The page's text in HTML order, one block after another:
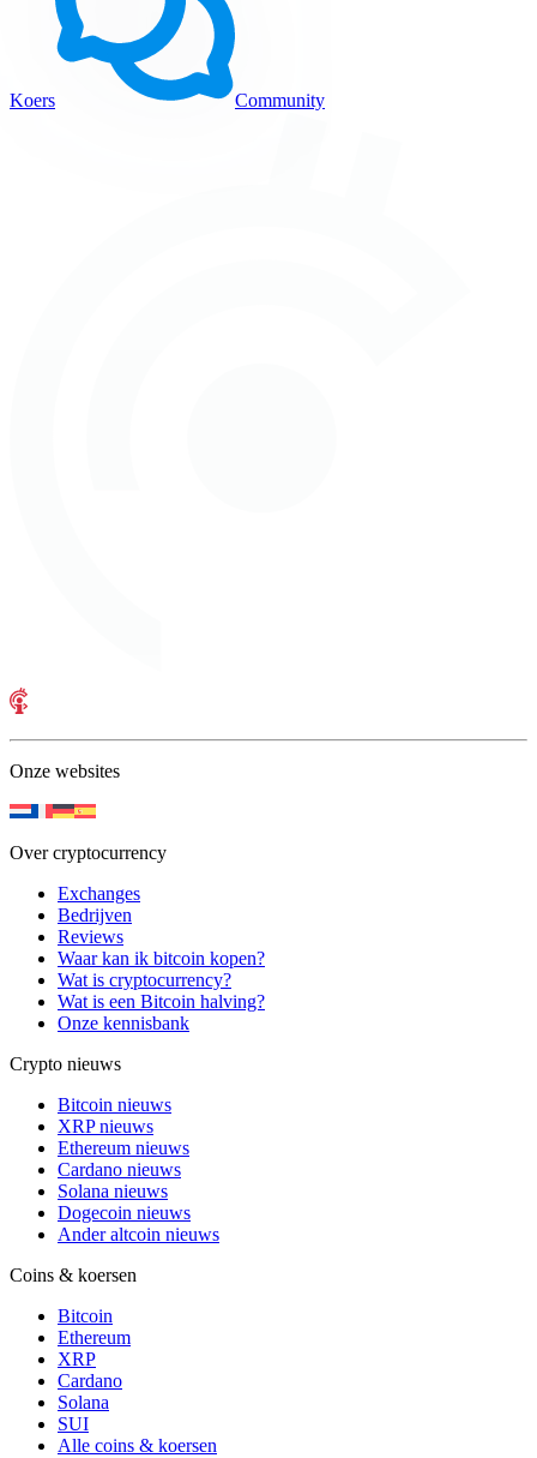
Koers Community
Onze websites
Over cryptocurrency
Exchanges
Bedrijven
Reviews
Waar kan ik bitcoin kopen?
Wat is cryptocurrency?
Wat is een Bitcoin halving?
Onze kennisbank
Crypto nieuws
Bitcoin nieuws
XRP nieuws
Ethereum nieuws
Cardano nieuws
Solana nieuws
Dogecoin nieuws
Ander altcoin nieuws
Coins & koersen
Bitcoin
Ethereum
XRP
Cardano
Solana
SUI
Alle coins & koersen